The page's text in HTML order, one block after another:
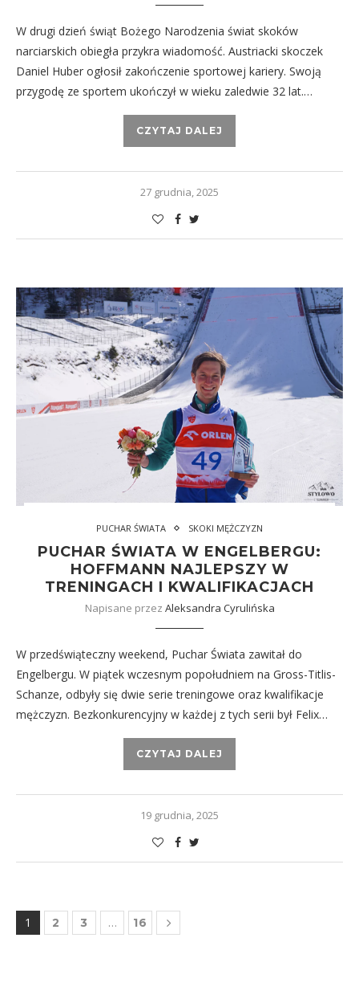
W drugi dzień świąt Bożego Narodzenia świat skoków
narciarskich obiegła przykra wiadomość. Austriacki skoczek
Daniel Huber ogłosił zakończenie sportowej kariery. Swoją
przygodę ze sportem ukończył w wieku zaledwie 32 lat.…
CZYTAJ DALEJ
27 grudnia, 2025
PUCHAR ŚWIATA SKOKI MĘŻCZYZN
PUCHAR ŚWIATA W ENGELBERGU:
HOFFMANN NAJLEPSZY W
TRENINGACH I KWALIFIKACJACH
Napisane przez Aleksandra Cyrulińska
W przedświąteczny weekend, Puchar Świata zawitał do
Engelbergu. W piątek wczesnym popołudniem na Gross-Titlis-
Schanze, odbyły się dwie serie treningowe oraz kwalifikacje
mężczyzn. Bezkonkurencyjny w każdej z tych serii był Felix…
CZYTAJ DALEJ
19 grudnia, 2025
1 2 3 … 16